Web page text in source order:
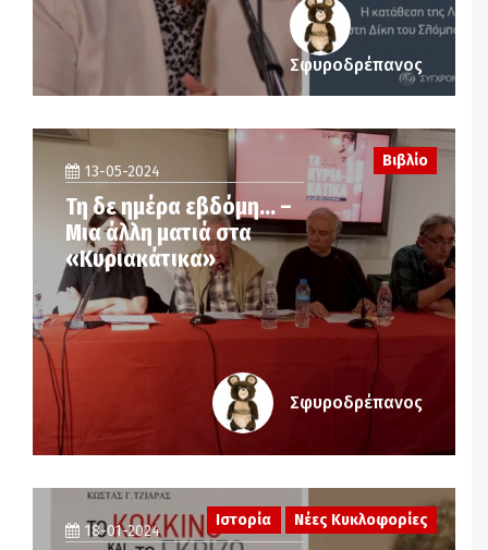
Σφυροδρέπανος
13-05-2024
Τη δε ημέρα εβδόμη… –
Μια άλλη ματιά στα
«Κυριακάτικα»
Βιβλίο
Σφυροδρέπανος
18-01-2024
Ιστορία Νέες Κυκλοφορίες